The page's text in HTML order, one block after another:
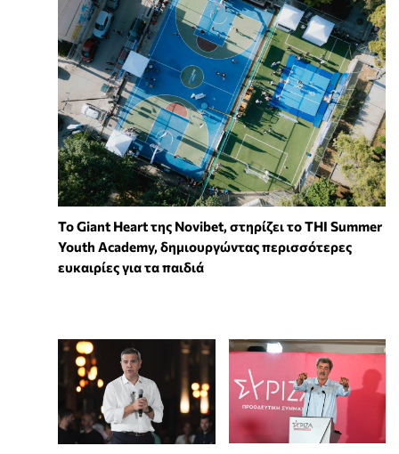
To Giant Heart της Novibet, στηρίζει το THI Summer
Youth Academy, δημιουργώντας περισσότερες
ευκαιρίες για τα παιδιά